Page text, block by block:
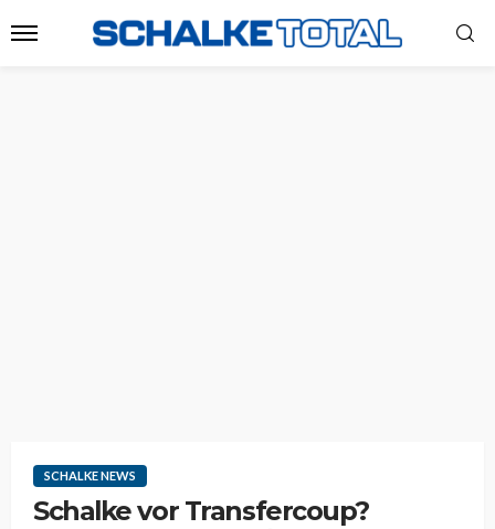
SCHALKE NEWS
Schalke vor Transfercoup?